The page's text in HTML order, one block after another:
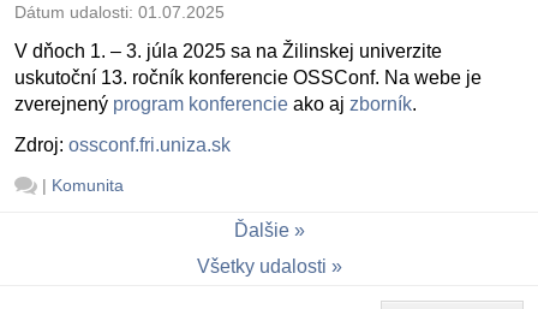
Dátum udalosti: 01.07.2025
V dňoch 1. – 3. júla 2025 sa na Žilinskej univerzite
uskutoční 13. ročník konferencie OSSConf. Na webe je
zverejnený program konferencie ako aj zborník.
Zdroj: ossconf.fri.uniza.sk
| Komunita
Ďalšie
Všetky udalosti